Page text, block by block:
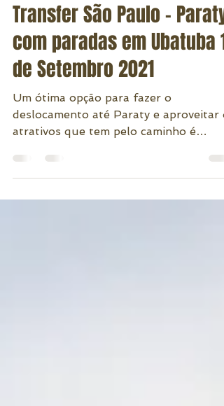
Nov 20, 2021
1 min read
Transfer São Paulo - Paraty
com paradas em Ubatuba 11
de Setembro 2021
Um ótima opção para fazer o
deslocamento até Paraty e aproveitar
atrativos que tem pelo caminho é